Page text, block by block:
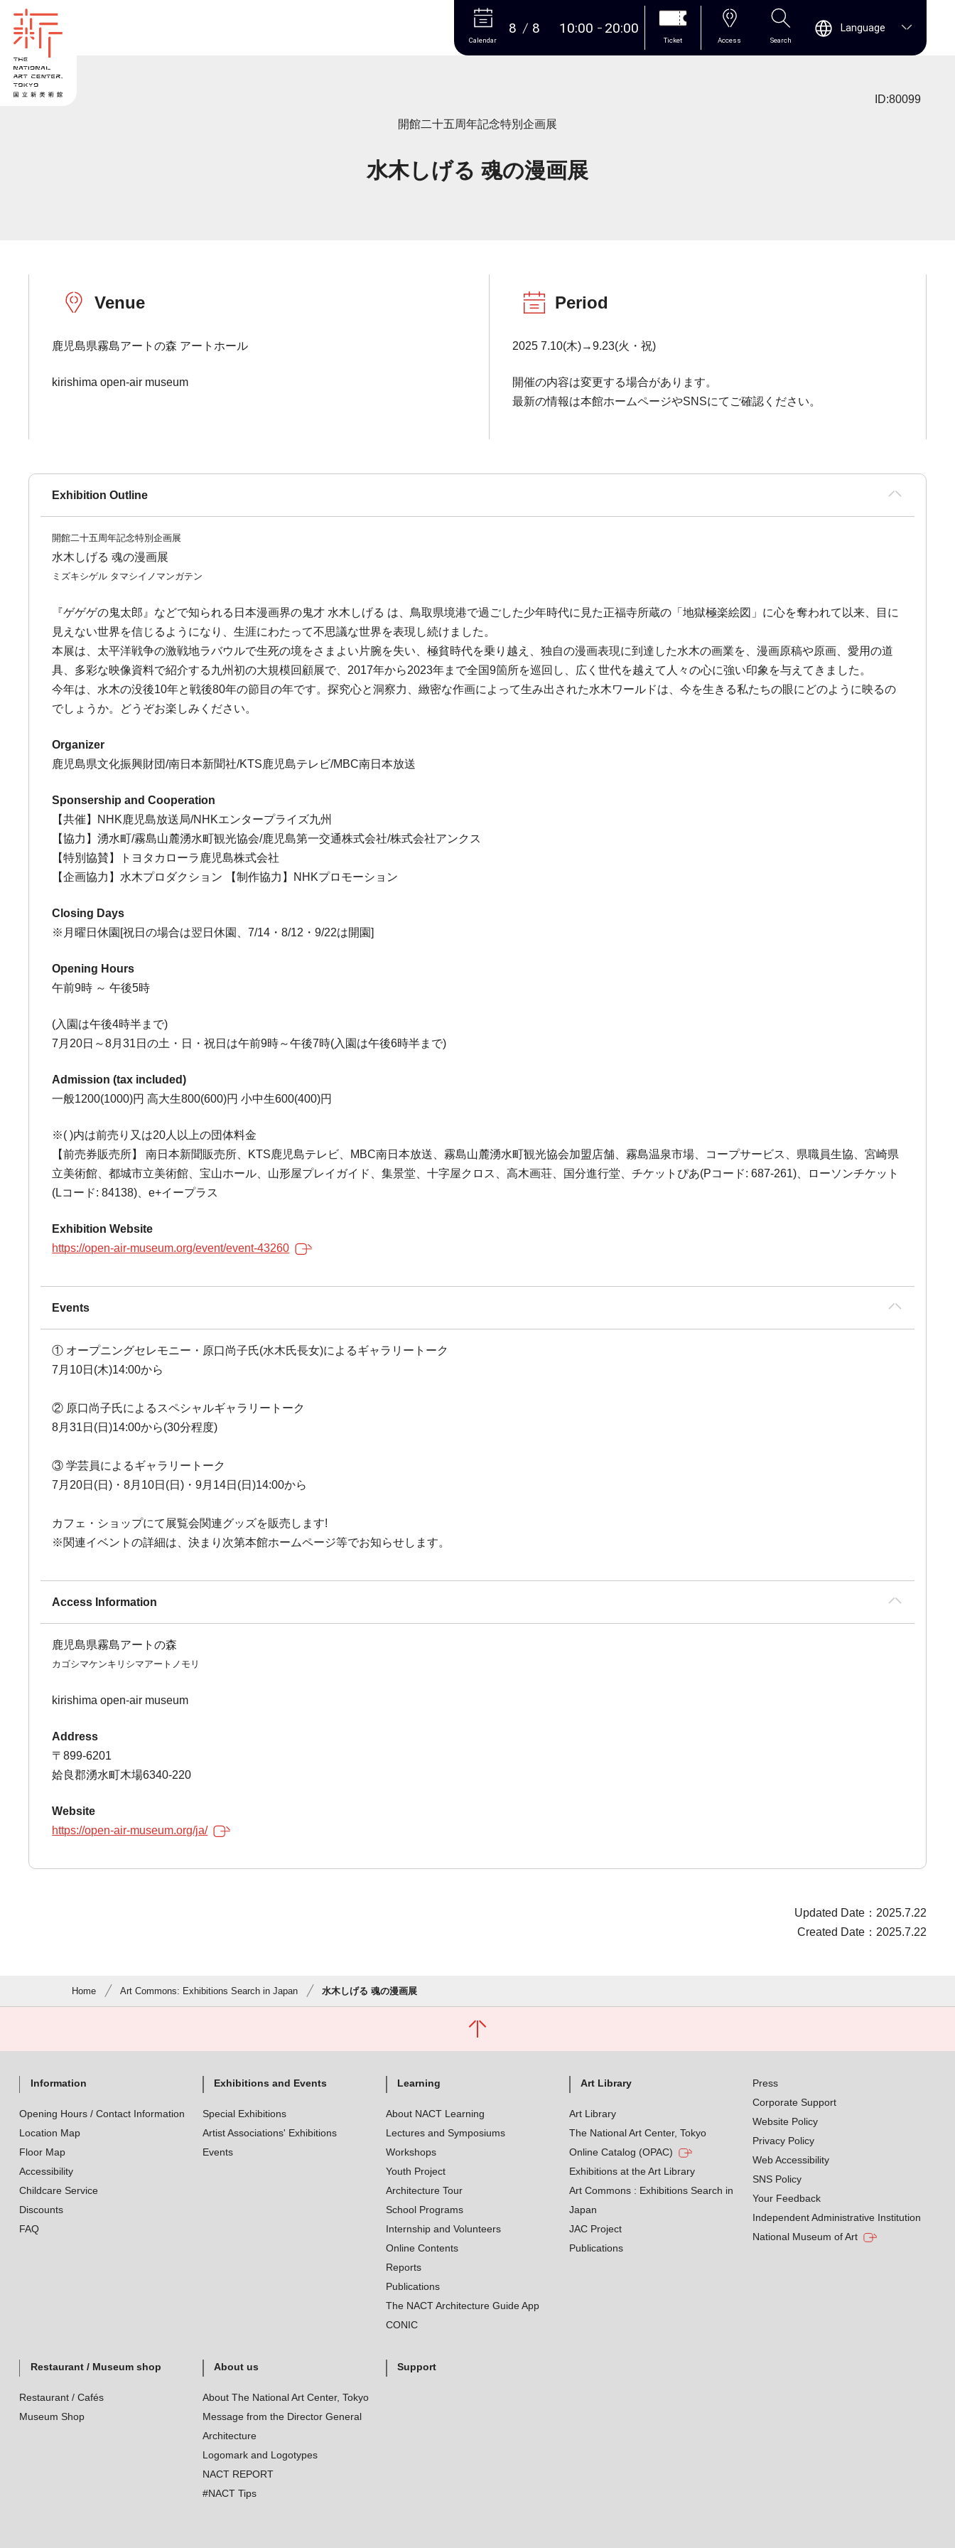
More
Calendar
8 8 10:00 20:00
Ticket Access Search
Language
ID:80099
開館二十五周年記念特別企画展
水木しげる 魂の漫画展
Venue
鹿児島県霧島アートの森 アートホール
kirishima open-air museum
Period
2025 7.10(木)→9.23(火・祝)
開催の内容は変更する場合があります。
最新の情報は本館ホームページやSNSにてご確認ください。
Exhibition Outline
開館二十五周年記念特別企画展
水木しげる 魂の漫画展
ミズキシゲル タマシイノマンガテン
『ゲゲゲの鬼太郎』などで知られる日本漫画界の鬼才 水木しげる は、鳥取県境港で過ごした少年時代に見た正福寺所蔵の「地獄極楽絵図」に心を奪われて以来、目に
見えない世界を信じるようになり、生涯にわたって不思議な世界を表現し続けました。
本展は、太平洋戦争の激戦地ラバウルで生死の境をさまよい片腕を失い、極貧時代を乗り越え、独自の漫画表現に到達した水木の画業を、漫画原稿や原画、愛用の道
具、多彩な映像資料で紹介する九州初の大規模回顧展で、2017年から2023年まで全国9箇所を巡回し、広く世代を越えて人々の心に強い印象を与えてきました。
今年は、水木の没後10年と戦後80年の節目の年です。探究心と洞察力、緻密な作画によって生み出された水木ワールドは、今を生きる私たちの眼にどのように映るの
でしょうか。どうぞお楽しみください。
Organizer
鹿児島県文化振興財団/南日本新聞社/KTS鹿児島テレビ/MBC南日本放送
Sponsership and Cooperation
【共催】NHK鹿児島放送局/NHKエンタープライズ九州
【協力】湧水町/霧島山麓湧水町観光協会/鹿児島第一交通株式会社/株式会社アンクス
【特別協賛】トヨタカローラ鹿児島株式会社
【企画協力】水木プロダクション 【制作協力】NHKプロモーション
Closing Days
※月曜日休園[祝日の場合は翌日休園、7/14・8/12・9/22は開園]
Opening Hours
午前9時 ～ 午後5時
(入園は午後4時半まで)
7月20日～8月31日の土・日・祝日は午前9時～午後7時(入園は午後6時半まで)
Admission (tax included)
一般1200(1000)円 高大生800(600)円 小中生600(400)円
※( )内は前売り又は20人以上の団体料金
【前売券販売所】 南日本新聞販売所、KTS鹿児島テレビ、MBC南日本放送、霧島山麓湧水町観光協会加盟店舗、霧島温泉市場、コープサービス、県職員生協、宮崎県
立美術館、都城市立美術館、宝山ホール、山形屋プレイガイド、集景堂、十字屋クロス、高木画荘、国分進行堂、チケットぴあ(Pコード: 687-261)、ローソンチケット
(Lコード: 84138)、e+イープラス
Exhibition Website
https://open-air-museum.org/event/event-43260
Events
① オープニングセレモニー・原口尚子氏(水木氏長女)によるギャラリートーク
7月10日(木)14:00から
② 原口尚子氏によるスペシャルギャラリートーク
8月31日(日)14:00から(30分程度)
③ 学芸員によるギャラリートーク
7月20日(日)・8月10日(日)・9月14日(日)14:00から
カフェ・ショップにて展覧会関連グッズを販売します!
※関連イベントの詳細は、決まり次第本館ホームページ等でお知らせします。
Access Information
鹿児島県霧島アートの森
カゴシマケンキリシマアートノモリ
kirishima open-air museum
Address
〒899-6201
姶良郡湧水町木場6340-220
Website
https://open-air-museum.org/ja/
Updated Date：2025.7.22
Created Date：2025.7.22
Home Art Commons: Exhibitions Search in Japan 水木しげる 魂の漫画展
Information
Opening Hours / Contact Information
Location Map
Floor Map
Accessibility
Childcare Service
Discounts
FAQ
Exhibitions and Events
Special Exhibitions
Artist Associations' Exhibitions
Events
Learning
About NACT Learning
Lectures and Symposiums
Workshops
Youth Project
Architecture Tour
School Programs
Internship and Volunteers
Online Contents
Reports
Publications
The NACT Architecture Guide App
CONIC
Art Library
Art Library
The National Art Center, Tokyo
Online Catalog (OPAC)
Exhibitions at the Art Library
Art Commons : Exhibitions Search in
Japan
JAC Project
Publications
Restaurant / Museum shop
Restaurant / Cafés
Museum Shop
About us
About The National Art Center, Tokyo
Message from the Director General
Architecture
Logomark and Logotypes
NACT REPORT
#NACT Tips
Support
Press
Corporate Support
Website Policy
Privacy Policy
Web Accessibility
SNS Policy
Your Feedback
Independent Administrative Institution
National Museum of Art